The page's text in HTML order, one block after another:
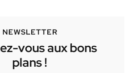
NEWSLETTER
vous aux bons
plans !